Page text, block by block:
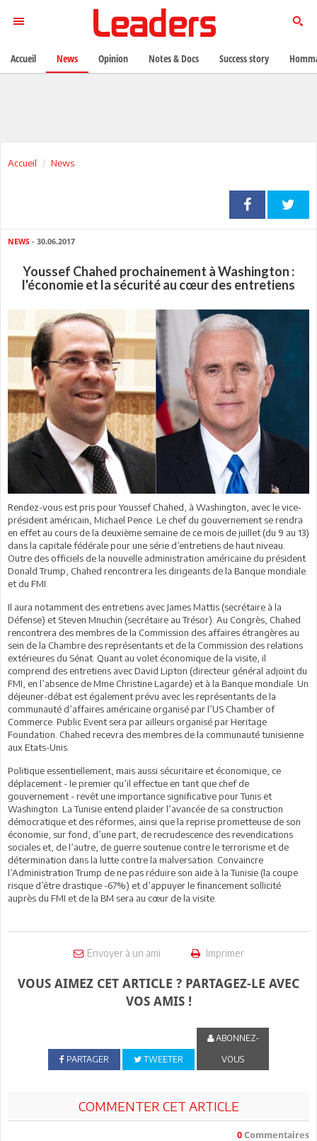
Accueil News
NEWS - 30.06.2017
Youssef Chahed prochainement à Washington :
l'économie et la sécurité au cœur des entretiens
Rendez-vous est pris pour Youssef Chahed, à Washington, avec le vice-
président américain, Michael Pence. Le chef du gouvernement se rendra
en effet au cours de la deuxième semaine de ce mois de juillet (du 9 au 13)
dans la capitale fédérale pour une série d’entretiens de haut niveau.
Outre des officiels de la nouvelle administration américaine du président
Donald Trump, Chahed rencontrera les dirigeants de la Banque mondiale
et du FMI.
Il aura notamment des entretiens avec James Mattis (secrétaire à la
Défense) et Steven Mnuchin (secrétaire au Trésor). Au Congrès, Chahed
rencontrera des membres de la Commission des affaires étrangères au
sein de la Chambre des représentants et de la Commission des relations
extérieures du Sénat. Quant au volet économique de la visite, il
comprend des entretiens avec David Lipton (directeur général adjoint du
FMI, en l’absence de Mme Christine Lagarde) et à la Banque mondiale. Un
déjeuner-débat est également prévu avec les représentants de la
communauté d’affaires américaine organisé par l’US Chamber of
Commerce. Public Event sera par ailleurs organisé par Heritage
Foundation. Chahed recevra des membres de la communauté tunisienne
aux Etats-Unis.
Politique essentiellement, mais aussi sécuritaire et économique, ce
déplacement - le premier qu’il effectue en tant que chef de
gouvernement - revêt une importance significative pour Tunis et
Washington. La Tunisie entend plaider l’avancée de sa construction
démocratique et des réformes, ainsi que la reprise prometteuse de son
économie, sur fond, d’une part, de recrudescence des revendications
sociales et, de l’autre, de guerre soutenue contre le terrorisme et de
détermination dans la lutte contre la malversation. Convaincre
l’Administration Trump de ne pas réduire son aide à la Tunisie (la coupe
risque d’être drastique -67%) et d’appuyer le financement sollicité
auprès du FMI et de la BM sera au cœur de la visite.
Envoyer à un ami Imprimer
VOUS AIMEZ CET ARTICLE ? PARTAGEZ-LE AVEC
VOS AMIS !
PARTAGER TWEETER
ABONNEZ-
VOUS
COMMENTER CET ARTICLE
0 Commentaires
Accueil News Opinion Notes & Docs Success story